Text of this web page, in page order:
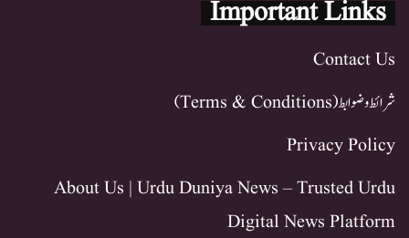
Important Links
Contact Us
شرائط و ضوابط (Terms & Conditions)
Privacy Policy
About Us | Urdu Duniya News – Trusted Urdu
Digital News Platform